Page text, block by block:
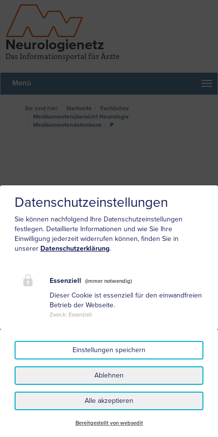
Neurologienetz
Das Informationsportal für Ärzte
Menü
Startseite
Fachliches
Medikamentenübersicht Neurologie
Medikamentendatenbank
P
Datenschutz Impressum
Nutzungsbedingungen und Haftungsausschluss Sitemap
Datenschutzeinstellungen
Sie können nachfolgend Ihre Datenschutzeinstellungen
festlegen. Detaillierte Informationen und wie Sie Ihre
Einwilligung jederzeit widerrufen können, finden Sie in
unserer Datenschutzerklärung.
Essenziell (immer notwendig)
Dieser Cookie ist essenziell für den einwandfreien
Betrieb der Webseite.
Zweck: Essenziell
Ablehnen
Einstellungen speichern
Alle akzeptieren
Bereitgestellt von websedit